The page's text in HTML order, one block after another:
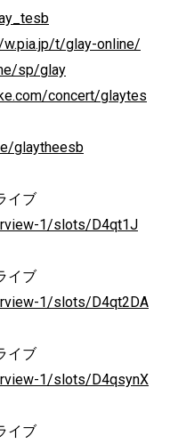
t/glay-online/
sp/glay
concert/glaytes
glaytheesb
イブ
1/slots/D4qt1J
イブ
1/slots/D4qt2DA
イブ
1/slots/D4qsynX
イブ